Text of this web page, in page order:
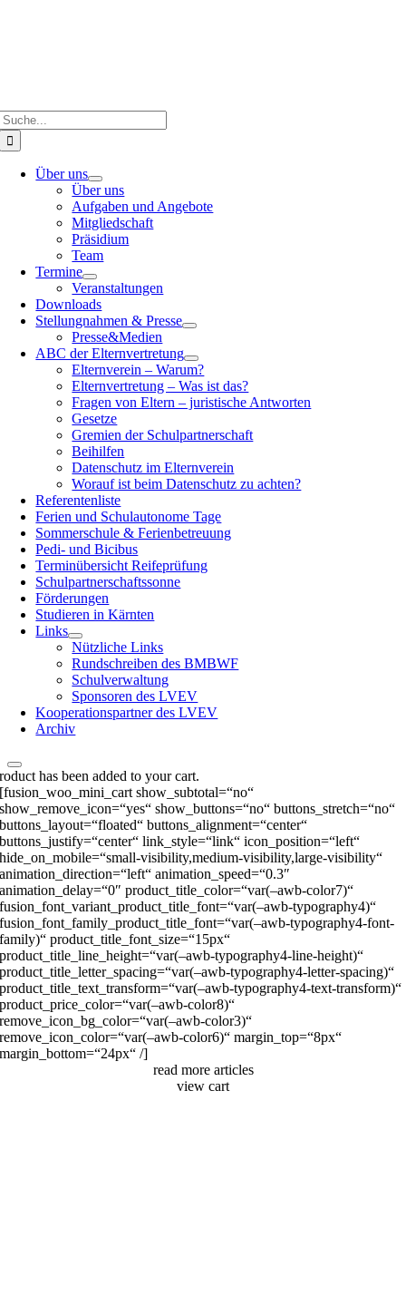
Über uns
Über uns
Aufgaben und Angebote
Mitgliedschaft
Präsidium
Team
Termine
Veranstaltungen
Downloads
Stellungnahmen & Presse
Presse&Medien
ABC der Elternvertretung
Elternverein – Warum?
Elternvertretung – Was ist das?
Fragen von Eltern – juristische Antworten
Gesetze
Gremien der Schulpartnerschaft
Beihilfen
Datenschutz im Elternverein
Worauf ist beim Datenschutz zu achten?
Referentenliste
Ferien und Schulautonome Tage
Sommerschule & Ferienbetreuung
Pedi- und Bicibus
Terminübersicht Reifeprüfung
Schulpartnerschaftssonne
Förderungen
Studieren in Kärnten
Links
Nützliche Links
Rundschreiben des BMBWF
Schulverwaltung
Sponsoren des LVEV
Kooperationspartner des LVEV
Archiv
has been added to your cart.
[fusion_woo_mini_cart show_subtotal=“no“
show_remove_icon=“yes“ show_buttons=“no“ buttons_stretch=“no“
buttons_layout=“floated“ buttons_alignment=“center“
buttons_justify=“center“ link_style=“link“ icon_position=“left“
hide_on_mobile=“small-visibility,medium-visibility,large-visibility“
animation_direction=“left“ animation_speed=“0.3″
animation_delay=“0″ product_title_color=“var(–awb-color7)“
fusion_font_variant_product_title_font=“var(–awb-typography4)“
fusion_font_family_product_title_font=“var(–awb-typography4-font-
family)“ product_title_font_size=“15px“
product_title_line_height=“var(–awb-typography4-line-height)“
product_title_letter_spacing=“var(–awb-typography4-letter-spacing)“
product_title_text_transform=“var(–awb-typography4-text-transform)“
product_price_color=“var(–awb-color8)“
remove_icon_bg_color=“var(–awb-color3)“
remove_icon_color=“var(–awb-color6)“ margin_top=“8px“
margin_bottom=“24px“ /]
read more articles
view cart